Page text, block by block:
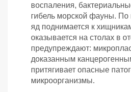
воспаления,
гибель морской фауны.
яд поднимается к
оказывается на столах в
предупреждают:
доказанным
притягивает опасные
микроорганизмы.